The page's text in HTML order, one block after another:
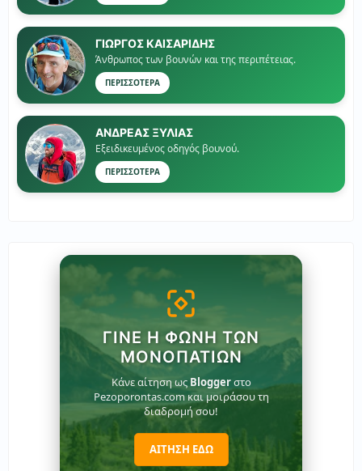
ΓΙΏΡΓΟΣ ΚΑΙΣΑΡΙΔΗΣ
Άνθρωπος των βουνών και της περιπέτειας.
ΠΕΡΙΣΣΟΤΕΡΑ
ΑΝΔΡΕΑΣ ΞΥΛΙΑΣ
Εξειδικευμένος οδηγός βουνού.
ΠΕΡΙΣΣΟΤΕΡΑ
ΓΊΝΕ Η ΦΩΝΉ ΤΩΝ
ΜΟΝΟΠΑΤΙΏΝ
Κάνε αίτηση ως Bloggerστο
Pezoporontas.com και μοιράσου τη
διαδρομή σου!
ΑΙΤΗΣΗ ΕΔΩ